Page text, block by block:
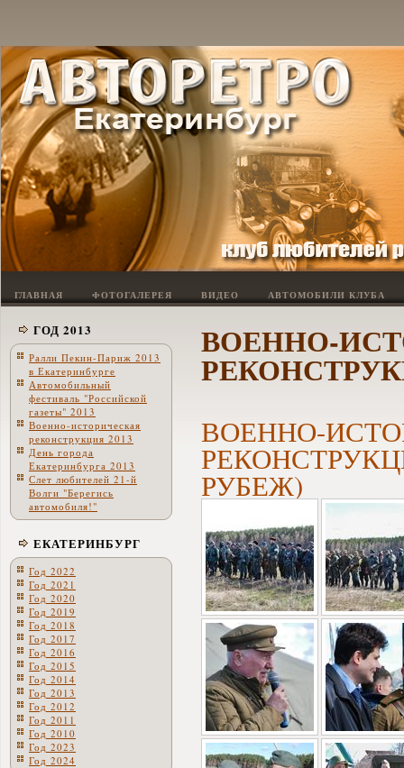
ГЛАВНАЯ ФОТОГАЛЕРЕЯ ВИДЕО АВТОМОБИЛИ КЛУБА
ГОД 2013
Ралли Пекин-Париж 2013
в Екатеринбурге
Автомобильный
фестиваль "Российской
газеты" 2013
Военно-историческая
реконструкция 2013
День города
Екатеринбурга 2013
Слет любителей 21-й
Волги "Берегись
автомобиля!"
ЕКАТЕРИНБУРГ
Год 2022
Год 2021
Год 2020
Год 2019
Год 2018
Год 2017
Год 2016
Год 2015
Год 2014
Год 2013
Год 2012
Год 2011
Год 2010
Год 2023
Год 2024
ВОЕННО-
ВОЕННО-
РУБЕЖ)